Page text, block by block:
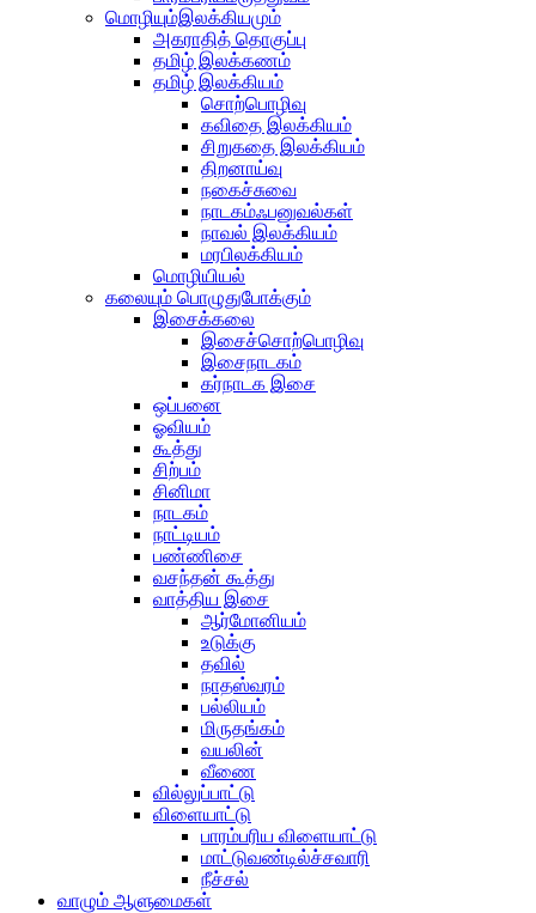
மொழியும்இலக்கியமும்
அகராதித் தொகுப்பு
தமிழ் இலக்கணம்
தமிழ் இலக்கியம்
சொற்பொழிவு
கவிதை இலக்கியம்
சிறுகதை இலக்கியம்
திறனாய்வு
நகைச்சுவை
நாடகம்ஃபனுவல்கள்
நாவல் இலக்கியம்
மரபிலக்கியம்
மொழியியல்
கலையும் பொழுதுபோக்கும்
இசைக்கலை
இசைச்சொற்பொழிவு
இசைநாடகம்
கர்நாடக இசை
ஒப்பனை
ஓவியம்
கூத்து
சிற்பம்
சினிமா
நாடகம்
நாட்டியம்
பண்ணிசை
வசந்தன் கூத்து
வாத்திய இசை
ஆர்மோனியம்
உடுக்கு
தவில்
நாதஸ்வரம்
பல்லியம்
மிருதங்கம்
வயலின்
வீணை
வில்லுப்பாட்டு
விளையாட்டு
பாரம்பரிய விளையாட்டு
மாட்டுவண்டில்ச்சவாரி
நீச்சல்
வாழும் ஆளுமைகள்